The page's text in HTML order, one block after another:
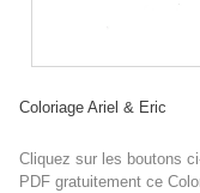
Coloriage Ariel & Eric
Cliquez sur les boutons
PDF gratuitement ce